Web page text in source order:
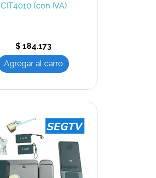
CIT4010 (con IVA)
$ 184.173
Agregar al carro